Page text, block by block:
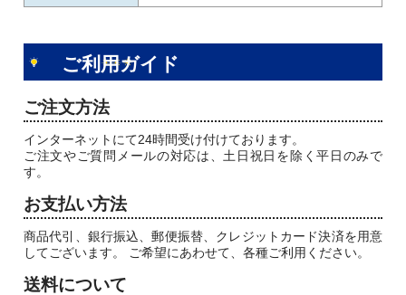
ご利用ガイド
ご注文方法
インターネットにて24時間受け付けております。
ご注文やご質問メールの対応は、土日祝日を除く平日のみで
す。
お支払い方法
商品代引、銀行振込、郵便振替、クレジットカード決済を用意
してございます。 ご希望にあわせて、各種ご利用ください。
送料について